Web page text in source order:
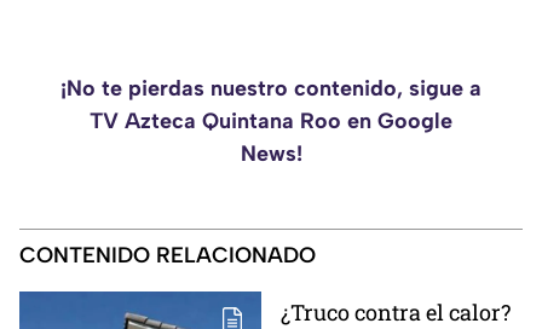
¡No te pierdas nuestro contenido, sigue a
TV Azteca Quintana Roo en Google
News!
CONTENIDO RELACIONADO
¿Truco contra el calor?